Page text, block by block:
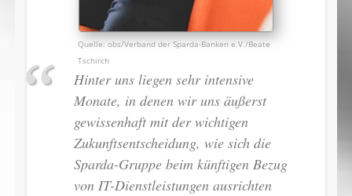
obs/Verband der Sparda-Banken e.V./Beate
Tschirch
Hinter uns liegen sehr intensive
Monate, in denen wir uns äußerst
gewissenhaft mit der wichtigen
Zukunftsentscheidung, wie sich die
Sparda-Gruppe beim künftigen Bezug
von IT-Dienstleistungen ausrichten